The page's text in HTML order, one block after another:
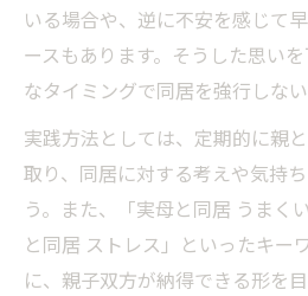
いる場合や、逆に不安を感じて
ースもあります。そうした思い
なタイミングで同居を強行しない
実践方法としては、定期的に親
取り、同居に対する考えや気持
う。また、「実母と同居 うまく
と同居 ストレス」といったキー
に、親子双方が納得できる形を